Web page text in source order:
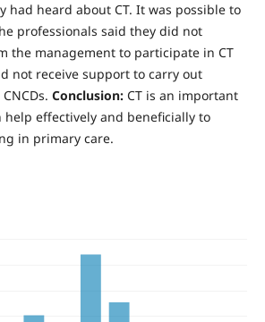
had heard about CT. It was possible to
professionals said they did not
the management to participate in CT
not receive support to carry out
Conclusion:CT is an important
effectively and beneficially to
in primary care.